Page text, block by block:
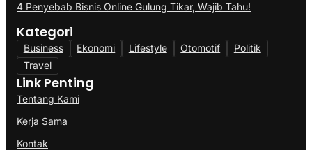
4 Penyebab Bisnis Online Gulung Tikar, Wajib Tahu!
Kategori
Business Ekonomi Lifestyle Otomotif
Politik
Travel
Link Penting
Tentang Kami
Kerja Sama
Kontak